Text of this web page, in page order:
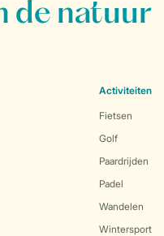
de natuur
Activiteiten
Fietsen
Golf
Paardrijden
Padel
Wandelen
Wintersport